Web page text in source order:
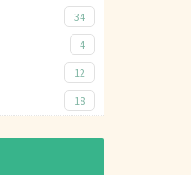
34
4
12
18